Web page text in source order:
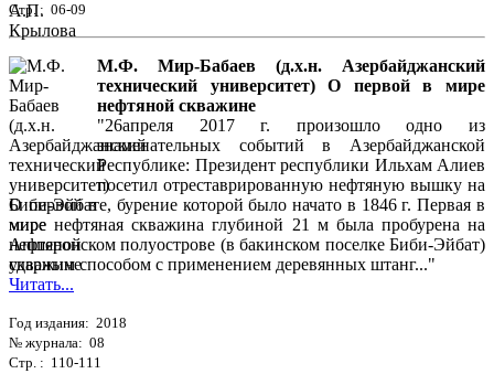
Стр. : 06-09
М.Ф. Мир-Бабаев (д.х.н. Азербайджанский
технический университет) О первой в мире
нефтяной скважине
"26апреля 2017 г. произошло одно из
знаменательных событий в Азербайджанской
Республике: Президент республики Ильхам Алиев
посетил отреставрированную нефтяную вышку на
Биби-Эйбате, бурение которой было начато в 1846 г. Первая в
мире нефтяная скважина глубиной 21 м была пробурена на
Апшеронском полуострове (в бакинском поселке Биби-Эйбат)
ударным способом с применением деревянных штанг..."
Читать...
Год издания: 2018
№ журнала: 08
Стр. : 110-111